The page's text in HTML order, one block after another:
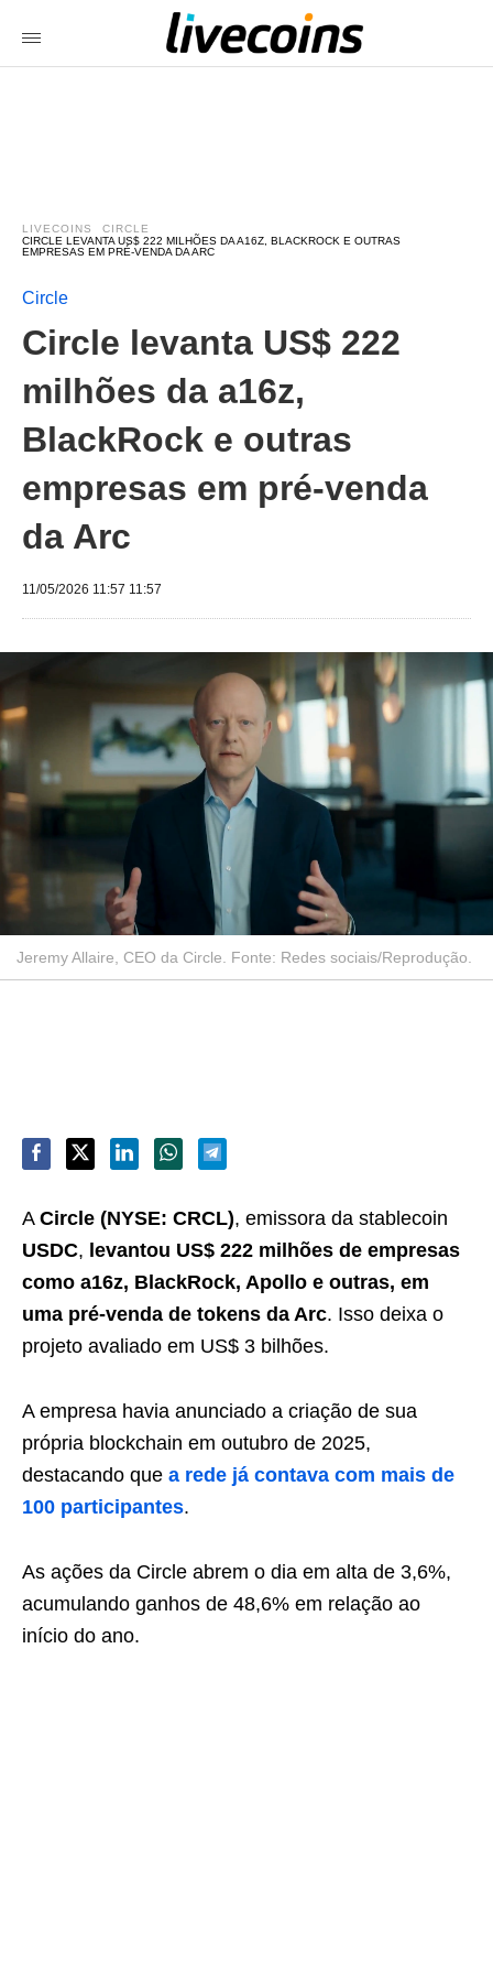
LIVECOINS
CIRCLE
CIRCLE LEVANTA US$ 222 MILHÕES DA A16Z, BLACKROCK E OUTRAS
EMPRESAS EM PRÉ-VENDA DA ARC
Circle
Circle levanta US$ 222
milhões da a16z,
BlackRock e outras
empresas em pré-venda
da Arc
11/05/2026 11:57 11:57
Jeremy Allaire, CEO da Circle. Fonte: Redes sociais/Reprodução.
A Circle (NYSE: CRCL), emissora da stablecoin
USDC, levantou US$ 222 milhões de empresas
como a16z, BlackRock, Apollo e outras, em
uma pré-venda de tokens da Arc. Isso deixa o
projeto avaliado em US$ 3 bilhões.
A empresa havia anunciado a criação de sua
própria blockchain em outubro de 2025,
destacando que a rede já contava com mais de
100 participantes.
As ações da Circle abrem o dia em alta de 3,6%,
acumulando ganhos de 48,6% em relação ao
início do ano.